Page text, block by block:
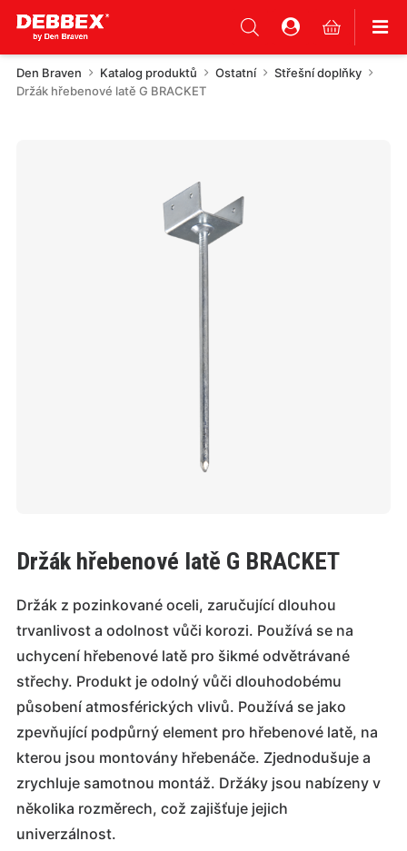
Den Braven Katalog produktů Ostatní
Střešní doplňky
Držák hřebenové latě G BRACKET
Držák hřebenové latě G BRACKET
Držák z pozinkované oceli, zaručující dlouhou
trvanlivost a odolnost vůči korozi. Používá se na
uchycení hřebenové latě pro šikmé odvětrávané
střechy. Produkt je odolný vůči dlouhodobému
působení atmosférických vlivů. Používá se jako
zpevňující podpůrný element pro hřebenové latě, na
kterou jsou montovány hřebenáče. Zjednodušuje a
zrychluje samotnou montáž. Držáky jsou nabízeny v
několika rozměrech, což zajišťuje jejich
univerzálnost.